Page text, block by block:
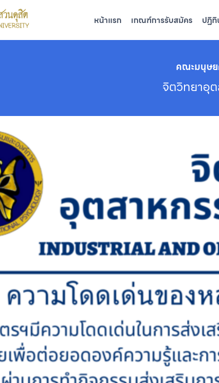
หน้าแรก เกณฑ์การรับสมัคร ปฏิทิ
คณะมนุษย
จิตวิทยาอุ